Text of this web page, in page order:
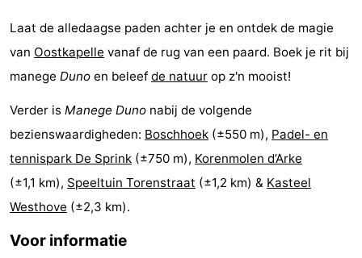
Binnenspeeltuinen
-
centra
Dorpen
&
Steden
Natuur
Rondleidingen
Sporten
Laat de alledaagse paden achter je en ontdek de magie
van Oostkapelle vanaf de rug van een paard. Boek je rit bij
manege Duno en beleef de natuur op z'n mooist!
Verder is Manege Duno nabij de volgende
bezienswaardigheden: Boschhoek (±550 m), Padel- en
tennispark De Sprink (±750 m), Korenmolen d’Arke
(±1,1 km), Speeltuin Torenstraat (±1,2 km) & Kasteel
Westhove (±2,3 km).
Voor informatie